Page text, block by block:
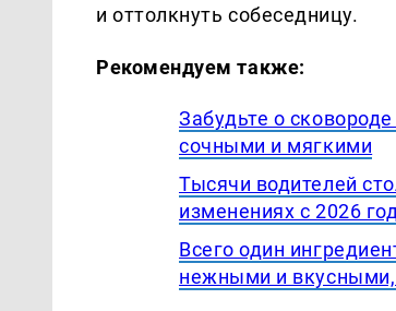
и оттолкнуть собеседницу.
Рекомендуем также:
Забудьте о
сочными и мягкими
Тысячи водителей
изменениях с 2026
Всего один
нежными и вкусными,